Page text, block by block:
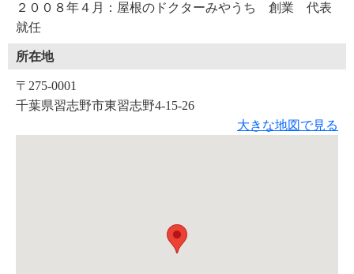
２００８年４月：屋根のドクターみやうち 創業 代表
就任
所在地
〒275-0001
千葉県習志野市東習志野4-15-26
大きな地図で見る